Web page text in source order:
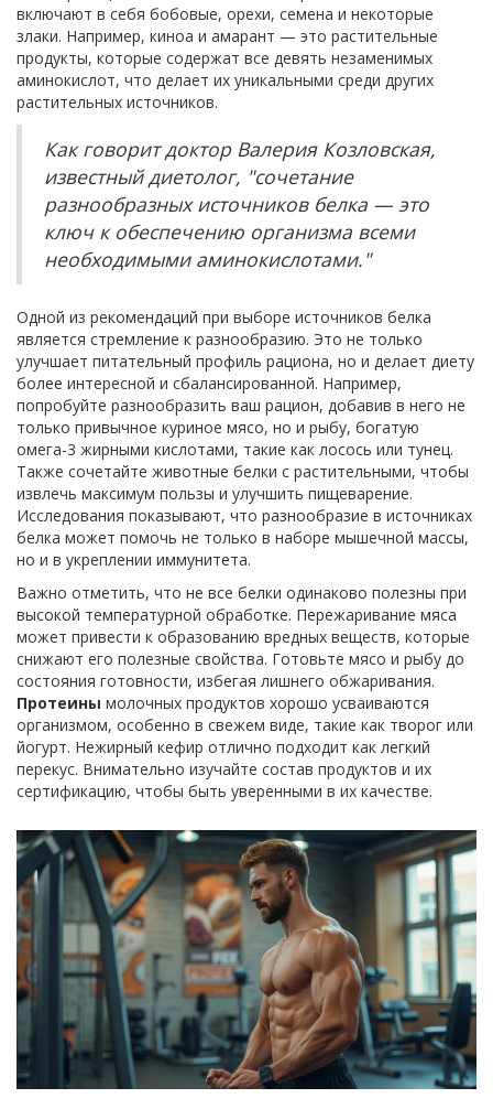
включают в себя бобовые, орехи, семена и некоторые
злаки. Например, киноа и амарант — это растительные
продукты, которые содержат все девять незаменимых
аминокислот, что делает их уникальными среди других
растительных источников.
Как говорит доктор Валерия Козловская,
известный диетолог, "сочетание
разнообразных источников белка — это
ключ к обеспечению организма всеми
необходимыми аминокислотами."
Одной из рекомендаций при выборе источников белка
является стремление к разнообразию. Это не только
улучшает питательный профиль рациона, но и делает диету
более интересной и сбалансированной. Например,
попробуйте разнообразить ваш рацион, добавив в него не
только привычное куриное мясо, но и рыбу, богатую
омега-3 жирными кислотами, такие как лосось или тунец.
Также сочетайте животные белки с растительными, чтобы
извлечь максимум пользы и улучшить пищеварение.
Исследования показывают, что разнообразие в источниках
белка может помочь не только в наборе мышечной массы,
но и в укреплении иммунитета.
Важно отметить, что не все белки одинаково полезны при
высокой температурной обработке. Пережаривание мяса
может привести к образованию вредных веществ, которые
снижают его полезные свойства. Готовьте мясо и рыбу до
состояния готовности, избегая лишнего обжаривания.
Протеины молочных продуктов хорошо усваиваются
организмом, особенно в свежем виде, такие как творог или
йогурт. Нежирный кефир отлично подходит как легкий
перекус. Внимательно изучайте состав продуктов и их
сертификацию, чтобы быть уверенными в их качестве.